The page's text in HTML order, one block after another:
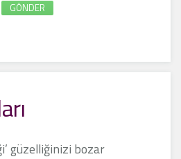
GÖNDER
güzelliğinizi bozar